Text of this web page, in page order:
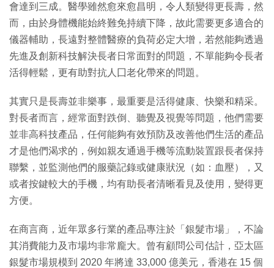
會達到三成。醫學雖然愈來愈昌明，令人類變得更長壽，然
而，由於身體機能始終難免持續下降，故此需要更多適合的
儀器輔助，長遠對整體醫療的負荷必定大增，若然能夠透過
先進及創新科技解決長者日常面對的問題，不單能夠令長者
活得輕鬆，更有助對抗人囗老化帶來的問題。
其實只是長壽並非樂事，最重要是活得健康、快樂和精采。
對長者而言，經常面對跌倒、聽覺及視覺等問題，他們需要
並非高科技產品，任何能夠有效預防及改善他們生活的產品
才是他們渴求的，例如親友通過手機等流動裝置跟長者保持
聯繫，並監測他們的服藥記錄或健康狀況（如：血壓），又
或者按鍵較大的手機，均有助長者清晰看見及使用，變得更
方便。
在商言商，近年眾多行業的產品專注於「銀髮市場」，不論
其消費能力及市場均非常龐大。曾有顧問公司估計，亞太區
銀髮市場規模到 2020 年將達 33,000 億美元，香港在 15 個